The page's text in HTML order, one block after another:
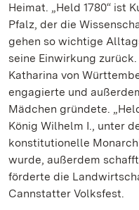
Heimat. „Held 1780“ ist
Pfalz, der die
gehen so wichtige
seine Einwirkung zurück.
Katharina von
engagierte und
Mädchen gründete.
König Wilhelm I., unter
konstitutionelle
wurde, außerdem
förderte die
Cannstatter Volksfest.